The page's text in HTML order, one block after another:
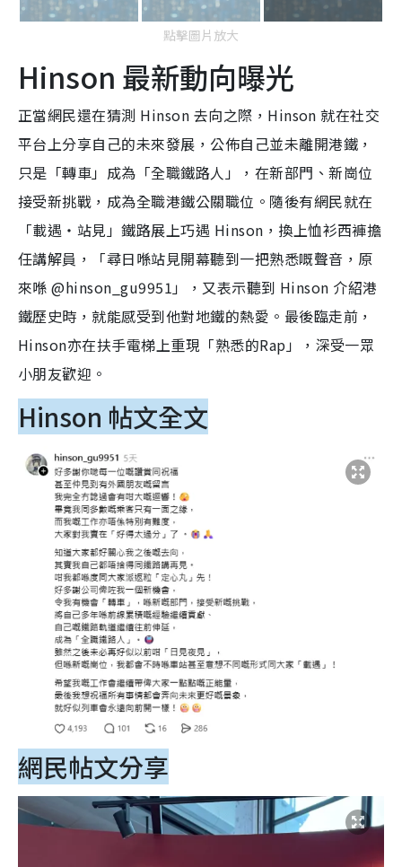
點擊圖片放大
Hinson 最新動向曝光
正當網民還在猜測 Hinson 去向之際，Hinson 就在社交
平台上分享自己的未來發展，公佈自己並未離開港鐵，
只是「轉車」成為「全職鐵路人」，在新部門、新崗位
接受新挑戰，成為全職港鐵公關職位。隨後有網民就在
「載遇‧站見」鐵路展上巧遇 Hinson，換上恤衫西褲擔
任講解員，「尋日喺站見開幕聽到一把熟悉嘅聲音，原
來喺@hinson_gu9951」，又表示聽到 Hinson 介紹港
鐵歷史時，就能感受到他對地鐵的熱愛。最後臨走前，
Hinson亦在扶手電梯上重現「熟悉的Rap」，深受一眾
小朋友歡迎。
Hinson 帖文全文
網民帖文分享